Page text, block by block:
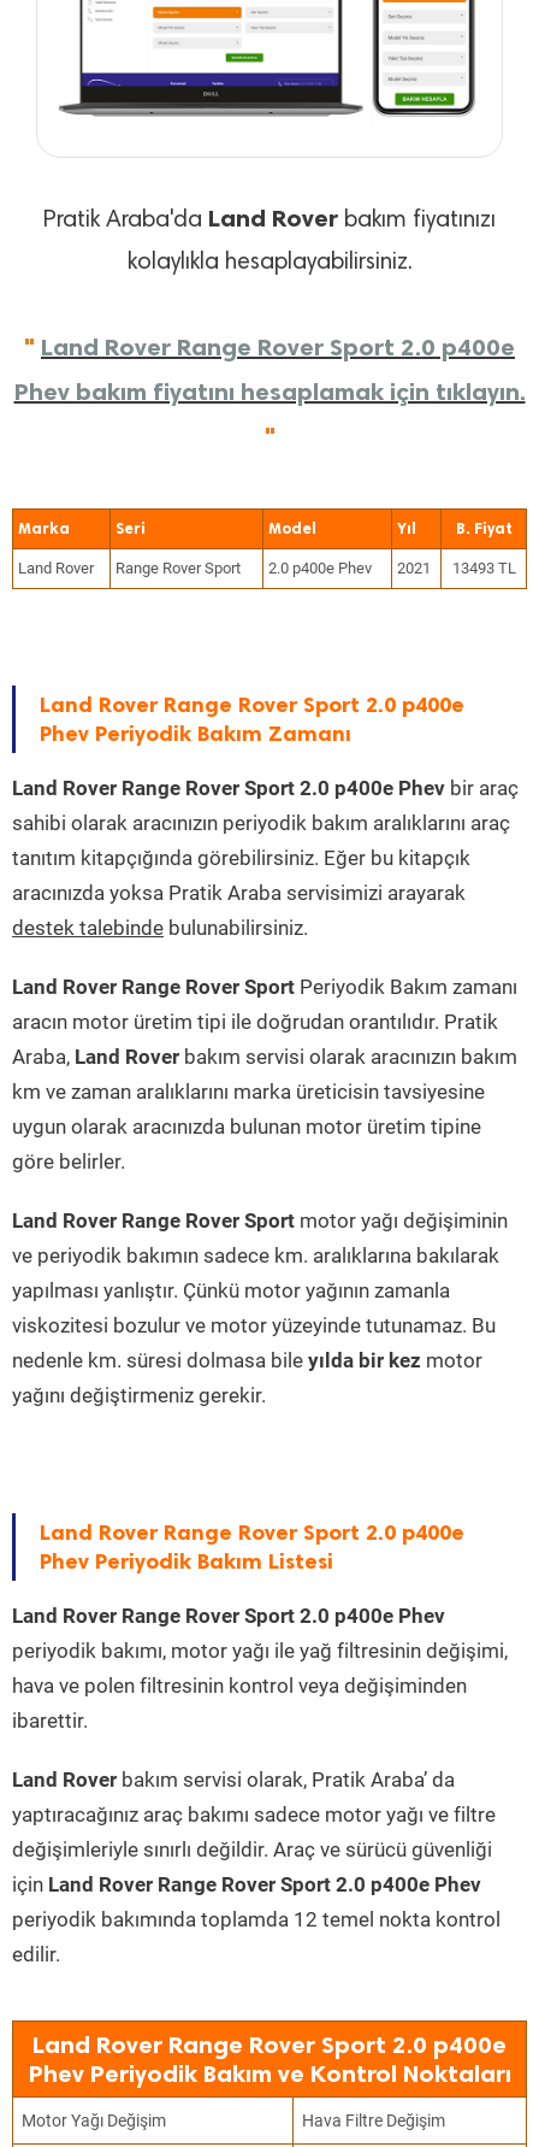
Pratik Araba'da Land Rover bakım fiyatınızı
kolaylıkla hesaplayabilirsiniz.
" Land Rover Range Rover Sport 2.0 p400e
Phev bakım fiyatını hesaplamak için tıklayın.
"
Marka Seri Model Yıl
Land Rover Range Rover Sport 2.0 p400e Phev 2021 13493 TL
Land Rover Range Rover Sport 2.0 p400e
Phev Periyodik Bakım Zamanı
Land Rover Range Rover Sport 2.0 p400e Phev bir araç
sahibi olarak aracınızın periyodik bakım aralıklarını araç
tanıtım kitapçığında görebilirsiniz. Eğer bu kitapçık
aracınızda yoksa Pratik Araba servisimizi arayarak
destek talebinde bulunabilirsiniz.
Land Rover Range Rover Sport Periyodik Bakım zamanı
aracın motor üretim tipi ile doğrudan orantılıdır. Pratik
Araba, Land Rover bakım servisi olarak aracınızın bakım
km ve zaman aralıklarını marka üreticisin tavsiyesine
uygun olarak aracınızda bulunan motor üretim tipine
göre belirler.
Land Rover Range Rover Sport motor yağı değişiminin
ve periyodik bakımın sadece km. aralıklarına bakılarak
yapılması yanlıştır. Çünkü motor yağının zamanla
viskozitesi bozulur ve motor yüzeyinde tutunamaz. Bu
nedenle km. süresi dolmasa bile yılda bir kez motor
yağını değiştirmeniz gerekir.
Land Rover Range Rover Sport 2.0 p400e
Phev Periyodik Bakım Listesi
Land Rover Range Rover Sport 2.0 p400e Phev
periyodik bakımı, motor yağı ile yağ filtresinin değişimi,
hava ve polen filtresinin kontrol veya değişiminden
ibarettir.
Land Rover bakım servisi olarak, Pratik Araba’ da
yaptıracağınız araç bakımı sadece motor yağı ve filtre
değişimleriyle sınırlı değildir. Araç ve sürücü güvenliği
için Land Rover Range Rover Sport 2.0 p400e Phev
periyodik bakımında toplamda 12 temel nokta kontrol
edilir.
Land Rover Range Rover Sport 2.0 p400e
Phev Periyodik Bakım ve Kontrol Noktaları
Motor Yağı Değişim Hava Filtre Değişim